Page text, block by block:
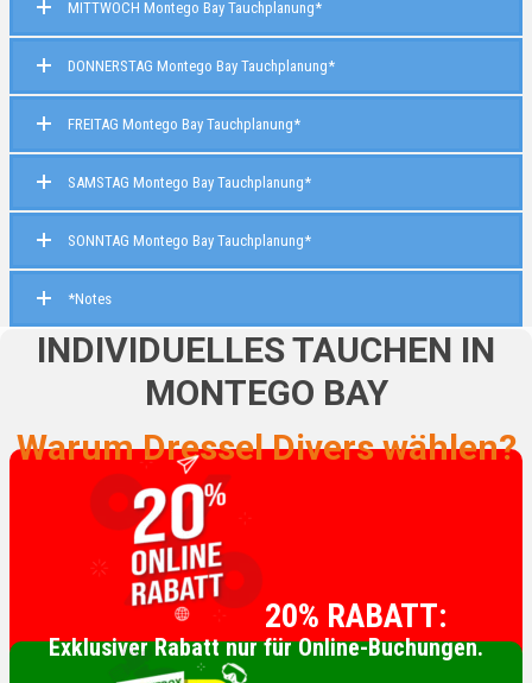
MITTWOCH Montego Bay Tauchplanung*
DONNERSTAG Montego Bay Tauchplanung*
FREITAG Montego Bay Tauchplanung*
SAMSTAG Montego Bay Tauchplanung*
SONNTAG Montego Bay Tauchplanung*
*Notes
INDIVIDUELLES TAUCHEN IN
MONTEGO BAY
Warum Dressel Divers wählen?
20% RABATT:
Exklusiver Rabatt nur für Online-Buchungen.